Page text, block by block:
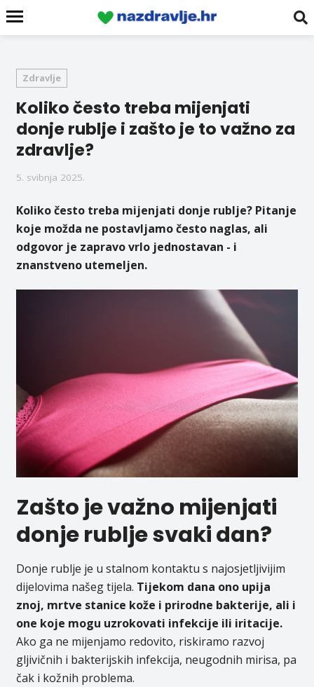
Zdravlje
Koliko često treba mijenjati
donje rublje i zašto je to važno za
zdravlje?
5. svibnja 2025.
Koliko često treba mijenjati donje rublje? Pitanje
koje možda ne postavljamo često naglas, ali
odgovor je zapravo vrlo jednostavan - i
znanstveno utemeljen.
Zašto je važno mijenjati
donje rublje svaki dan?
Donje rublje je u stalnom kontaktu s najosjetljivijim
dijelovima našeg tijela. Tijekom dana ono upija
znoj, mrtve stanice kože i prirodne bakterije, ali i
one koje mogu uzrokovati infekcije ili iritacije.
Ako ga ne mijenjamo redovito, riskiramo razvoj
gljivičnih i bakterijskih infekcija, neugodnih mirisa, pa
čak i kožnih problema.